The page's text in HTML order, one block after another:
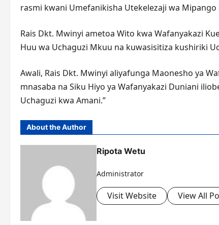
rasmi kwani Umefanikisha Utekelezaji wa
Rais Dkt. Mwinyi ametoa Wito kwa Wafanyakazi
Huu wa Uchaguzi Mkuu na kuwasisitiza kushiriki
Awali, Rais Dkt. Mwinyi aliyafunga Maonesho ya
mnasaba na Siku Hiyo ya Wafanyakazi Duniani
Uchaguzi kwa Amani.”
About the Author
Ripota Wetu
Administrator
Visit Website View All